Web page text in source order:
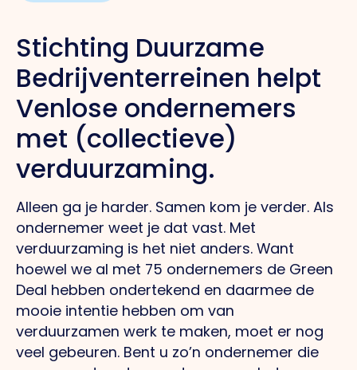
Stichting Duurzame
Bedrijventerreinen helpt
Venlose ondernemers
met (collectieve)
verduurzaming.
Alleen ga je harder. Samen kom je verder. Als
ondernemer weet je dat vast. Met
verduurzaming is het niet anders. Want
hoewel we al met 75 ondernemers de Green
Deal hebben ondertekend en daarmee de
mooie intentie hebben om van
verduurzamen werk te maken, moet er nog
veel gebeuren. Bent u zo’n ondernemer die